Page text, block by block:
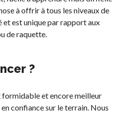
à offrir à tous les niveaux de
et est unique par rapport aux
de raquette.
?
et encore meilleur
confiance sur le terrain. Nous